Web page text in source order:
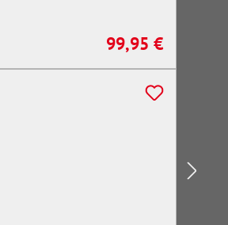
Regulärer Preis:
99,95 €